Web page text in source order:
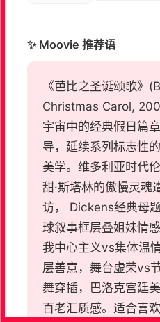
✨ Moovie 推荐语
《芭比之圣诞颂歌》
Christmas Carol,
宇宙中的经典假日篇
导，延续系列标志性
美学。维多利亚时代
甜·斯塔林的傲慢灵魂
访， Dickens经典母
球叙事框层叠姐妹情
我中心主义vs集体温
层善意，舞台虚荣vs
舞穿插，巴洛克宫廷
百老汇质感。适合喜